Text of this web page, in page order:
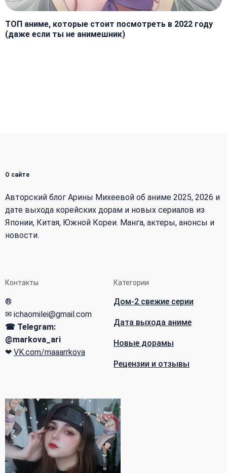
ТОП аниме, которые стоит посмотреть в 2022 году
(даже если ты не анимешник)
О сайте
Авторский блог Арины Михеевой об аниме 2025, 2026 и
дате выхода корейских дорам и новых сериалов из
Японии, Китая, Южной Кореи. Манга, актеры, анонсы и
новости.
Контакты
®
✉ ichaomilei@gmail.com
☎ Telegram:
@markova_ari
❤ VK.com/maaarrkova
Категории
Дом-2 свежие серии
Дата выхода аниме
Новые дорамы
Рецензии и отзывы